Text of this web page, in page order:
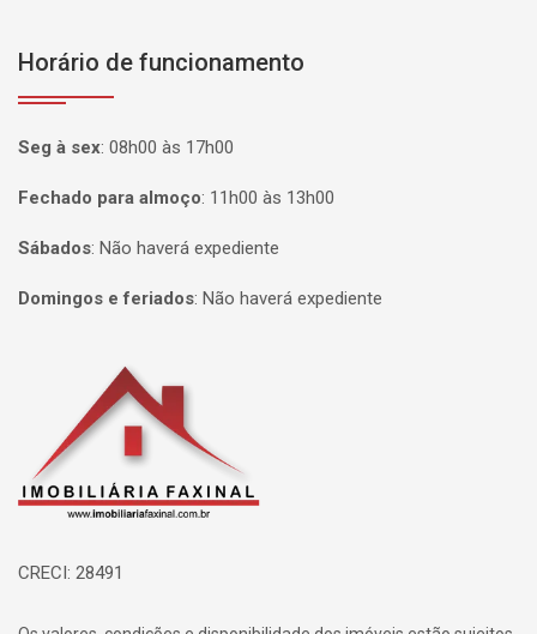
Horário de funcionamento
Seg à sex: 08h00 às 17h00
Fechado para almoço: 11h00 às 13h00
Sábados: Não haverá expediente
Domingos e feriados: Não haverá expediente
Página inicial
CRECI: 28491